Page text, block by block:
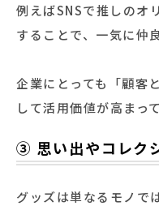
例えばSNSで推しのオ
することで、一気に仲
企業にとっても「顧客
して活用価値が高まっ
③ 思い出やコレク
グッズは単なるモノで